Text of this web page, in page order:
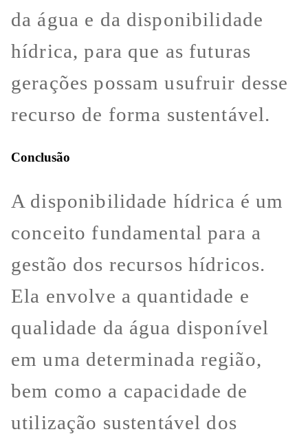
da água e da disponibilidade
hídrica, para que as futuras
gerações possam usufruir desse
recurso de forma sustentável.
Conclusão
A disponibilidade hídrica é um
conceito fundamental para a
gestão dos recursos hídricos.
Ela envolve a quantidade e
qualidade da água disponível
em uma determinada região,
bem como a capacidade de
utilização sustentável dos